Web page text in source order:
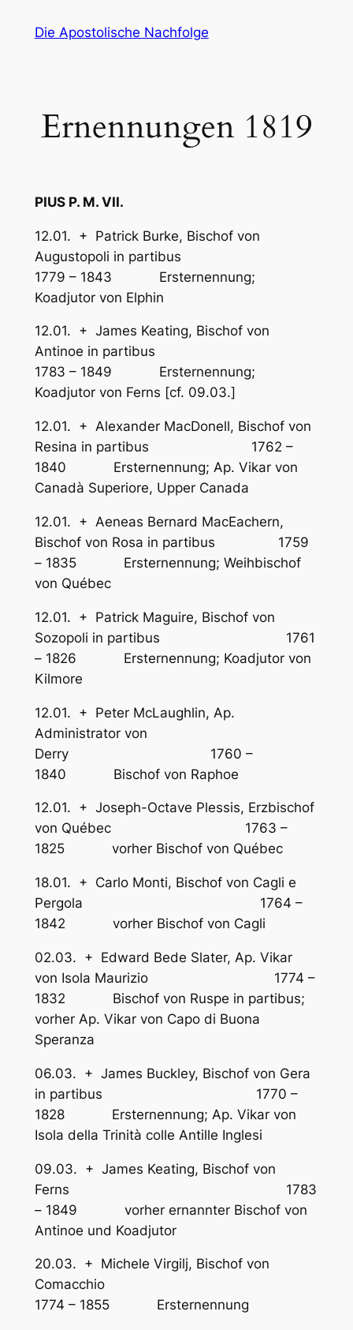
InhaltDie Apostolische Nachfolge
Ernennungen 1819
PIUS P. M. VII.
12.01. + Patrick Burke, Bischof von
Augustopoli in partibus
1779 – 1843 Ersternennung;
Koadjutor von Elphin
12.01. + James Keating, Bischof von
Antinoe in partibus
1783 – 1849 Ersternennung;
Koadjutor von Ferns [cf. 09.03.]
12.01. + Alexander MacDonell, Bischof von
Resina in partibus 1762 –
1840 Ersternennung; Ap. Vikar von
Canadà Superiore, Upper Canada
12.01. + Aeneas Bernard MacEachern,
Bischof von Rosa in partibus 1759
– 1835 Ersternennung; Weihbischof
von Québec
12.01. + Patrick Maguire, Bischof von
Sozopoli in partibus 1761
– 1826 Ersternennung; Koadjutor von
Kilmore
12.01. + Peter McLaughlin, Ap.
Administrator von
Derry 1760 –
1840 Bischof von Raphoe
12.01. + Joseph-Octave Plessis, Erzbischof
von Québec 1763 –
1825 vorher Bischof von Québec
18.01. + Carlo Monti, Bischof von Cagli e
Pergola 1764 –
1842 vorher Bischof von Cagli
02.03. + Edward Bede Slater, Ap. Vikar
von Isola Maurizio 1774 –
1832 Bischof von Ruspe in partibus;
vorher Ap. Vikar von Capo di Buona
Speranza
06.03. + James Buckley, Bischof von Gera
in partibus 1770 –
1828 Ersternennung; Ap. Vikar von
Isola della Trinità colle Antille Inglesi
09.03. + James Keating, Bischof von
Ferns 1783
– 1849 vorher ernannter Bischof von
Antinoe und Koadjutor
20.03. + Michele Virgilj, Bischof von
Comacchio
1774 – 1855 Ersternennung